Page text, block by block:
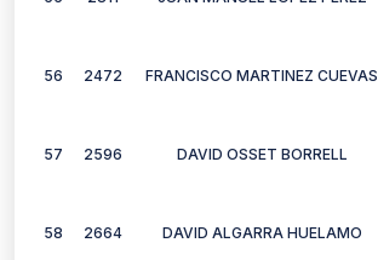
56 2472 FRANCISCO MARTINEZ CUEVAS
57 2596 DAVID OSSET BORRELL
58 2664 DAVID ALGARRA HUELAMO